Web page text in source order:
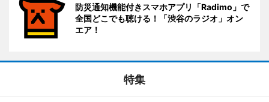
防災通知機能付きスマホアプリ「Radimo」で
全国どこでも聴ける！「渋谷のラジオ」オン
エア！
特集